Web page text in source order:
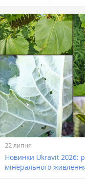
22 липня
Новинки Ukravit 2026:
мінерального